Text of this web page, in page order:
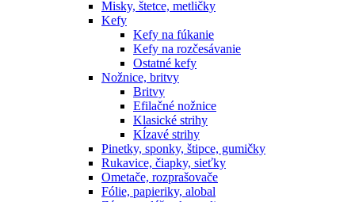
Misky, štetce, metličky
Kefy
Kefy na fúkanie
Kefy na rozčesávanie
Ostatné kefy
Nožnice, britvy
Britvy
Efilačné nožnice
Klasické strihy
Kĺzavé strihy
Pinetky, sponky, štipce, gumičky
Rukavice, čiapky, sieťky
Ometače, rozprašovače
Fólie, papieriky, alobal